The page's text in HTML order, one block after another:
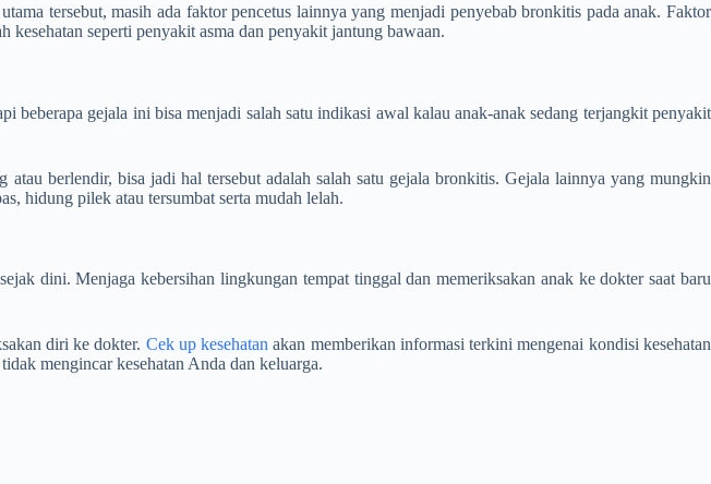
tersebut, masih ada faktor pencetus lainnya yang menjadi penyebab bronkitis pada anak. Faktor
kesehatan seperti penyakit asma dan penyakit jantung bawaan.
beberapa gejala ini bisa menjadi salah satu indikasi awal kalau anak-anak sedang terjangkit penyakit
berlendir, bisa jadi hal tersebut adalah salah satu gejala bronkitis. Gejala lainnya yang mungkin
hidung pilek atau tersumbat serta mudah lelah.
dini. Menjaga kebersihan lingkungan tempat tinggal dan memeriksakan anak ke dokter saat baru
diri ke dokter. Cek up kesehatan akan memberikan informasi terkini mengenai kondisi kesehatan
mengincar kesehatan Anda dan keluarga.